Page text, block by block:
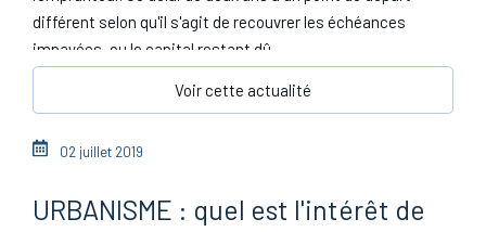
différent selon qu'il s'agit de recouvrer les échéances
impayées, ou le capital restant dû.
Voir cette actualité
02 juillet 2019
URBANISME : quel est l'intérêt de